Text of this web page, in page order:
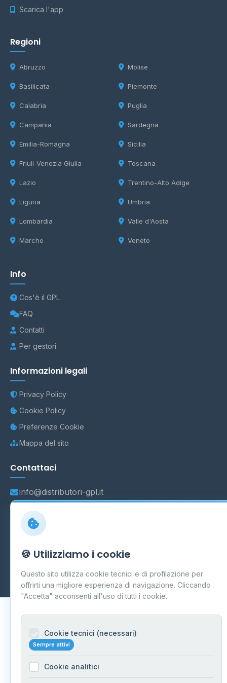
Scarica l'app
Regioni
Abruzzo
Basilicata
Calabria
Campania
Emilia-Romagna
Friuli-Venezia Giulia
Lazio
Liguria
Lombardia
Marche
Molise
Piemonte
Puglia
Sardegna
Sicilia
Toscana
Trentino-Alto Adige
Umbria
Valle d'Aosta
Veneto
Info
Cos'è il GPL
FAQ
Contatti
Per gestori
Informazioni legali
Privacy Policy
Cookie Policy
Preferenze Cookie
Mappa del sito
Contattaci
info@distributori-gpl.it
Carpi P.IVA 03859300364
Dati forniti daMinistero delle Imprese e del Made in Italy
Aggiornamento quotidiano
🍪 Utilizziamo i cookie
Questo sito utilizza cookie tecnici e di profilazione per
offrirti una migliore esperienza di navigazione. Cliccando
"Accetta" acconsenti all'uso di tutti i cookie.
Cookie tecnici (necessari)
Sempre attivi
Cookie analitici